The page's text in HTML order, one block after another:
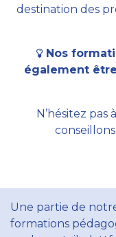
destination des
Nos
également
N’hésitez
Une partie de
formations